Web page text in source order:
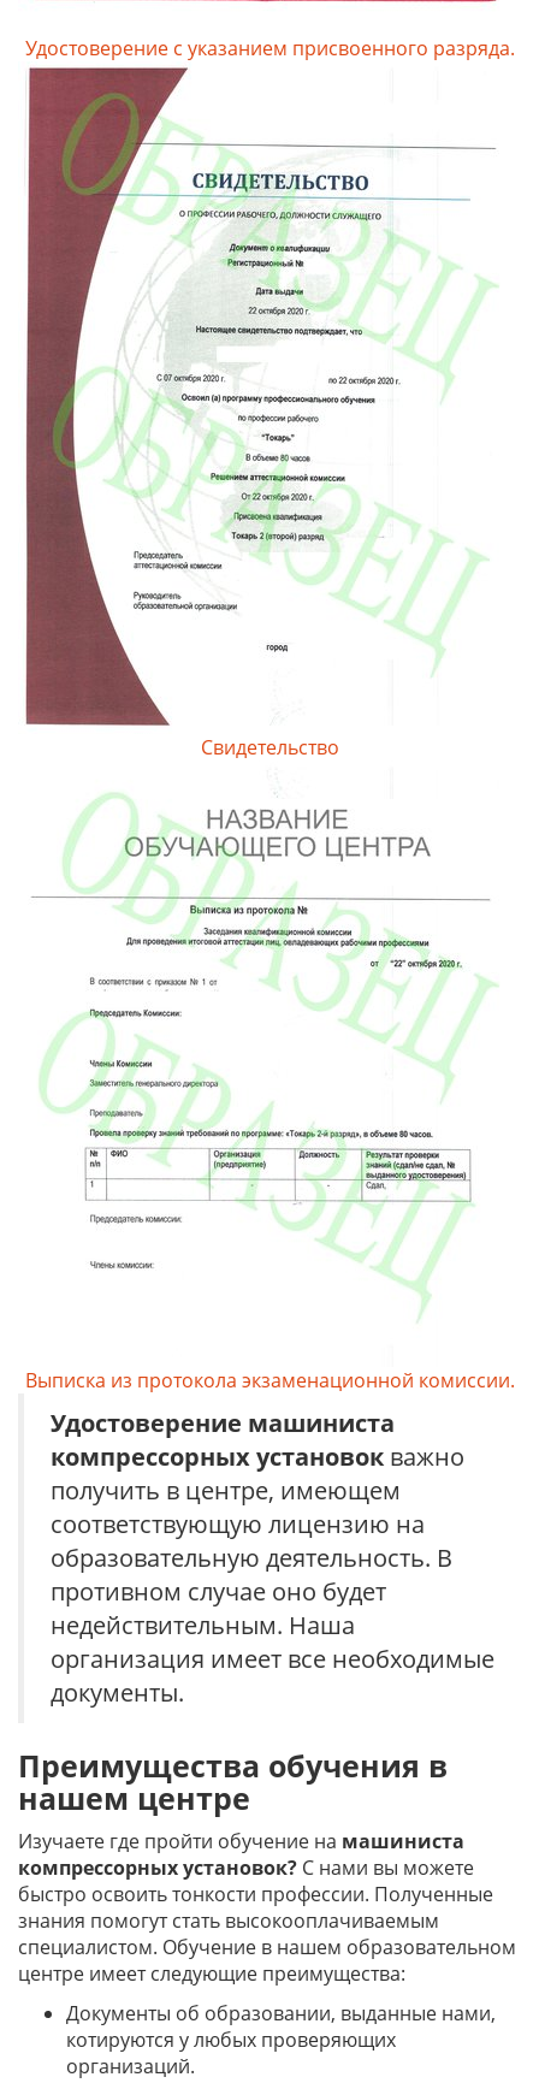
Удостоверение с указанием присвоенного разряда.
Свидетельство
Выписка из протокола экзаменационной комиссии.
Удостоверение машиниста
компрессорных установок важно
получить в центре, имеющем
соответствующую лицензию на
образовательную деятельность. В
противном случае оно будет
недействительным. Наша
организация имеет все необходимые
документы.
Преимущества обучения в
нашем центре
Изучаете где пройти обучение на машиниста
компрессорных установок? С нами вы можете
быстро освоить тонкости профессии. Полученные
знания помогут стать высокооплачиваемым
специалистом. Обучение в нашем образовательном
центре имеет следующие преимущества:
Документы об образовании, выданные нами,
котируются у любых проверяющих
организаций.